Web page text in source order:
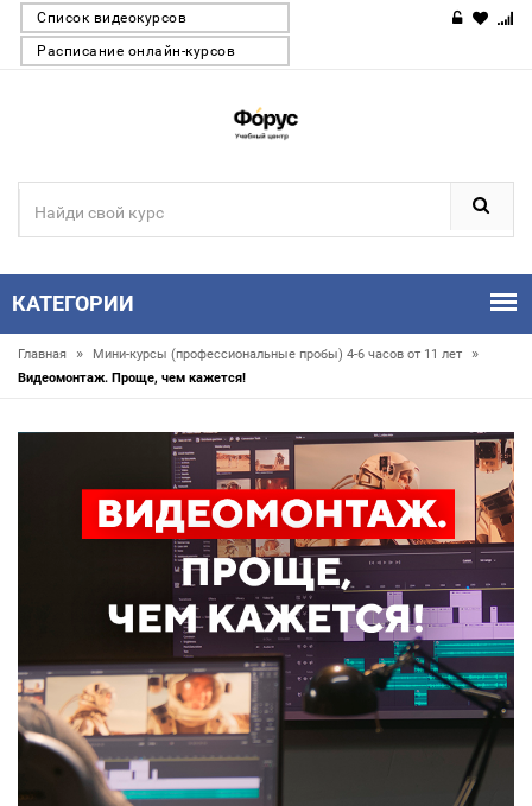
Список видеокурсов
Расписание онлайн-курсов
КАТЕГОРИИ
Главная » Мини-курсы (профессиональные пробы) 4-6 часов от 11 лет »
Видеомонтаж. Проще, чем кажется!